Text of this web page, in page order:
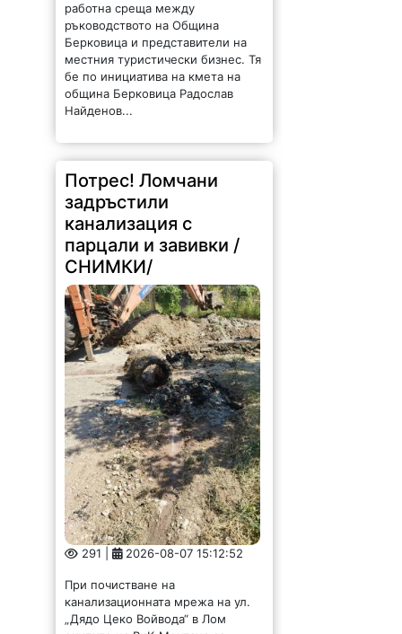
работна среща между
ръководството на Община
Берковица и представители на
местния туристически бизнес. Тя
бе по инициатива на кмета на
община Берковица Радослав
Найденов...
Потрес! Ломчани
задръстили
канализация с
парцали и завивки /
СНИМКИ/
291 | 2026-08-07 15:12:52
При почистване на
канализационната мрежа на ул.
„Дядо Цеко Войвода“ в Лом